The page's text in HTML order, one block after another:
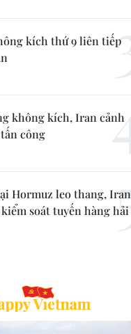
kích thứ 9 liên tiếp
không kích, Iran cảnh
công
Hormuz leo thang, Iran
soát tuyến hàng hải